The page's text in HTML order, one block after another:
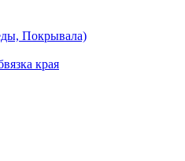
Покрывала)
края